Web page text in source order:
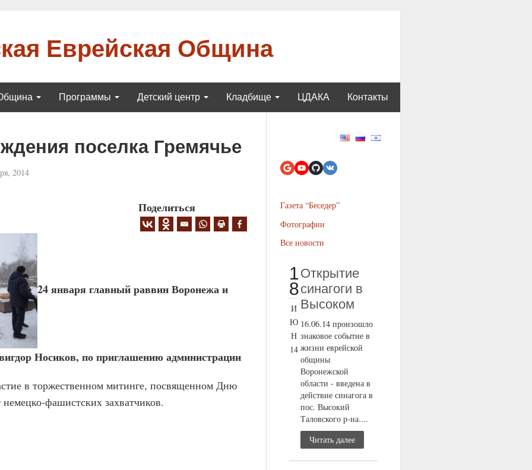
Еврейская Община
Программы Детский центр Кладбище ЦДАКА Контакты
поселка Гремячье
2014
Поделиться
24 января главный раввин Воронежа и
Носиков, по приглашению администрации
в торжественном митинге, посвященном Дню
фашистских захватчиков.
Газета “Беседер”
Фотографии
Все новости
1
8
И
Ю
Н
14
Открытие
cинагоги в
Высоком
16.06.14 произошло
знаковое событие в
жизни еврейской
общины
Воронежской
области - введена в
действие синагога в
пос. Высокий
Таловского р-на....
Читать далее